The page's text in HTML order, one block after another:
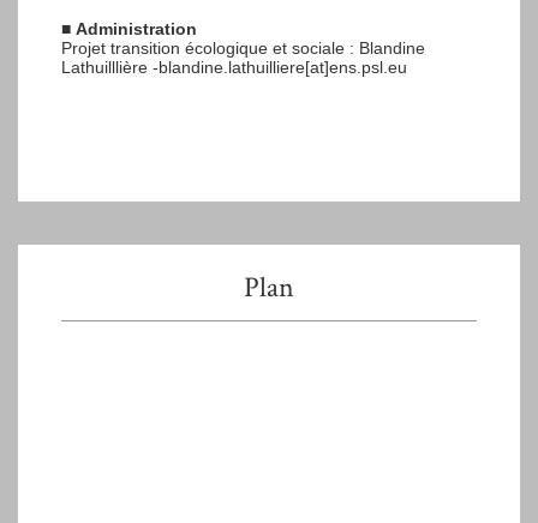
■ Administration
Projet transition écologique et sociale : Blandine
Lathuilllière -blandine.lathuilliere[at]ens.psl.eu
Plan